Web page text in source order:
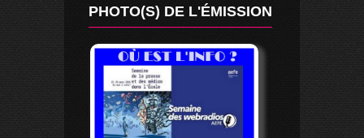
PHOTO(S) DE L'ÉMISSION